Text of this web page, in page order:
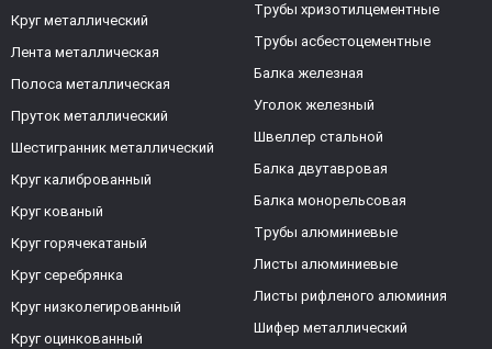
Круг металлический
Лента металлическая
Полоса металлическая
Пруток металлический
Шестигранник металлический
Круг калиброванный
Круг кованый
Круг горячекатаный
Круг серебрянка
Круг низколегированный
Круг оцинкованный
Трубы хризотилцементные
Трубы асбестоцементные
Балка железная
Уголок железный
Швеллер стальной
Балка двутавровая
Балка монорельсовая
Трубы алюминиевые
Листы алюминиевые
Листы рифленого алюминия
Шифер металлический